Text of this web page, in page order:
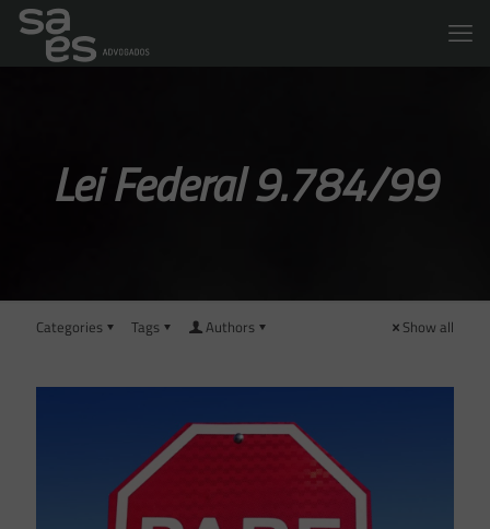
Lei Federal 9.784/99
Categories Tags Authors Show all